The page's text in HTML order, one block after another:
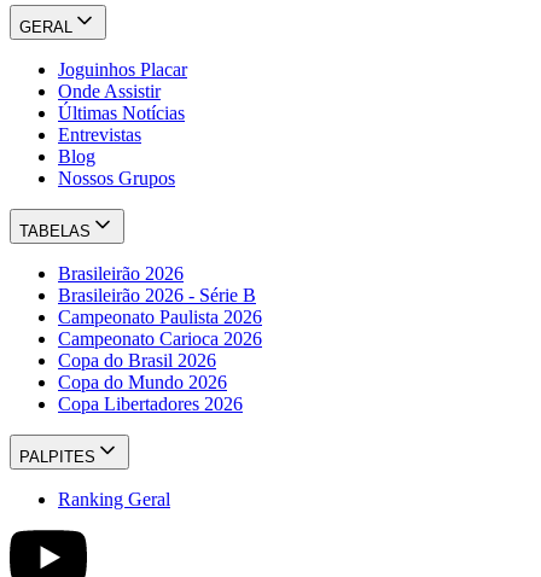
GERAL
Joguinhos Placar
Onde Assistir
Últimas Notícias
Entrevistas
Blog
Nossos Grupos
TABELAS
Brasileirão 2026
Brasileirão 2026 - Série B
Campeonato Paulista 2026
Campeonato Carioca 2026
Copa do Brasil 2026
Copa do Mundo 2026
Copa Libertadores 2026
PALPITES
Ranking Geral